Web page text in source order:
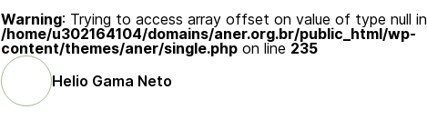
Warning: Trying to access array offset on value of type null in
/home/u302164104/domains/aner.org.br/public_html/wp-
content/themes/aner/single.php on line 235
Helio Gama Neto